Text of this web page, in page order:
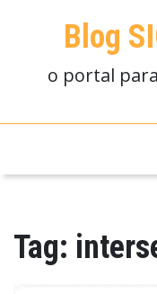
Blog
o portal
Tag: